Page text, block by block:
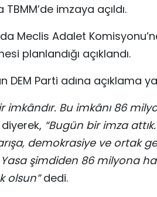
imzaya açıldı.
Meclis Adalet
planlandığı açıklandı.
DEM Parti adına açıklama
imkândır. Bu imkânı 86
“Bugün bir imza
demokrasiye ve ortak
şimdiden 86 milyona
olsun”dedi.